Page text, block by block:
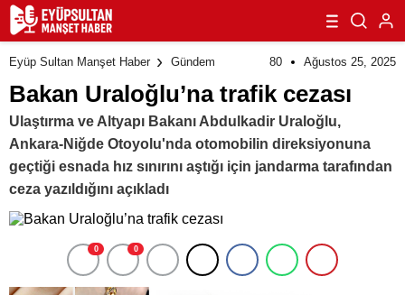
Eyüp Sultan Manşet Haber Gündem 80 Ağustos 25, 2025
Bakan Uraloğlu’na trafik cezası
Ulaştırma ve Altyapı Bakanı Abdulkadir Uraloğlu,
Ankara-Niğde Otoyolu'nda otomobilin direksiyonuna
geçtiği esnada hız sınırını aştığı için jandarma tarafından
ceza yazıldığını açıkladı
0 0